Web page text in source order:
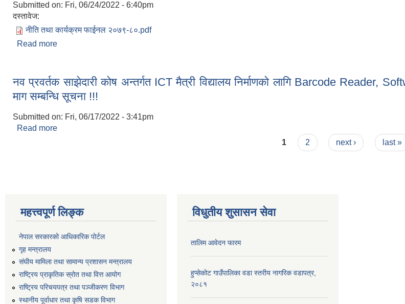
Submitted on: Fri, 06/24/2022 - 6:40pm
दस्तावेज:
नीति तथा कार्यक्रम फाईनल २०७९-८०.pdf
Read more
नव प्रवर्तक साझेदारी कोष अन्तर्गत ICT मैत्री विद्यालय निर्माणको लागि Barcode Reader,
माग सम्बन्धि सूचना !!!
Submitted on: Fri, 06/17/2022 - 3:41pm
Read more
1 2 next › last »
महत्त्वपूर्ण लिङ्क
नेपाल सरकारको आधिकारिक पोर्टल
गृह मन्त्रालय
संघीय मामिला तथा सामान्य प्रशासन मन्त्रालय
राष्ट्रिय प्राकृतिक स्रोत तथा वित्त आयोग
राष्ट्रिय परिचयपत्र तथा पञ्जीकरण विभाग
स्थानीय पूर्वाधार तथा कृषि सडक विभाग
विधुतीय शुसासन सेवा
तालिम आवेदन फारम
हुप्सेकोट गाउँपालिका वडा स्तरीय नागरिक वडापत्र,
२०८१